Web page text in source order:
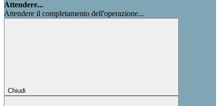
Attendere...
Attendere il completamento dell'operazione...
Chiudi